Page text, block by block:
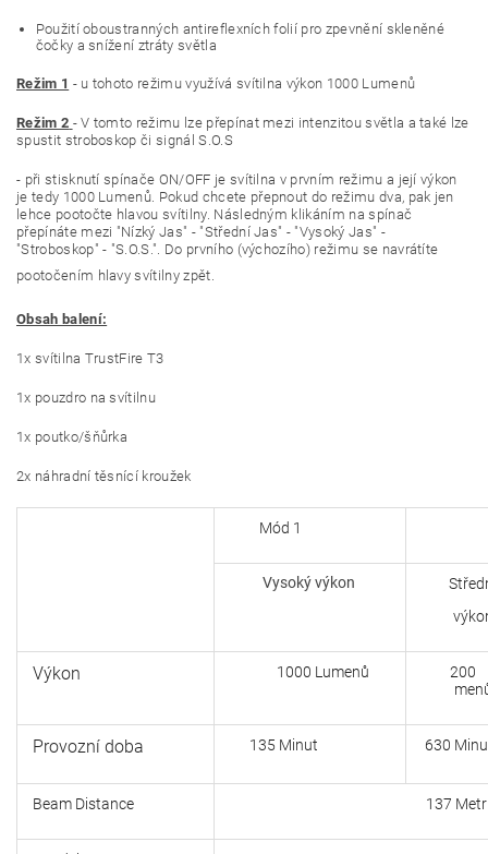
Použití oboustranných antireflexních folií pro zpevnění skleněné
čočky a snížení ztráty světla
Režim 1 - u tohoto režimu využívá svítilna výkon 1000 Lumenů
Režim 2 -V tomto režimu lze přepínat mezi intenzitou světla a také lze
spustit stroboskop či signál S.O.S
- při stisknutí spínače ON/OFF je svítilna v prvním režimu a její výkon
je tedy 1000 Lumenů. Pokud chcete přepnout do režimu dva, pak jen
lehce pootočte hlavou svítilny. Následným klikáním na spínač
přepínáte mezi "Nízký Jas" - "Střední Jas" - "Vysoký Jas" -
"Stroboskop" - "S.O.S.". Do prvního (výchozího) režimu se navrátíte
pootočením hlavy svítilny zpět.
Obsah balení:
1x svítilna TrustFire T3
1x pouzdro na svítilnu
1x poutko/šňůrka
2x náhradní těsnící kroužek
Mód 1
Vysoký výkon
Výkon 1000 Lumenů
200
Provozní doba 135 Minut 630
Beam Distance 137